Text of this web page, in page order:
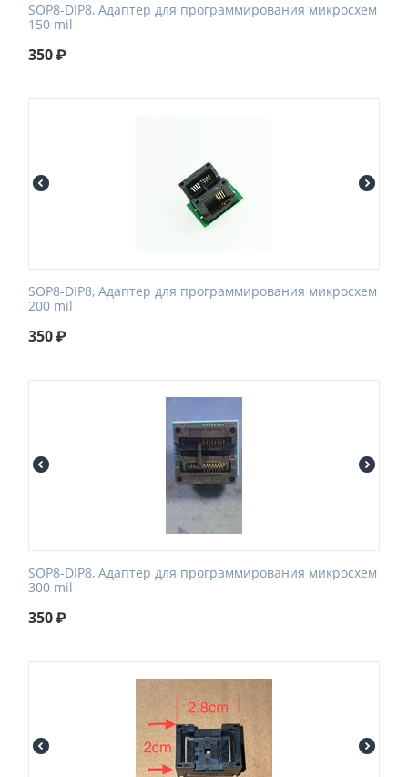
SOP8-DIP8, Адаптер для программирования микросхем
150 mil
350₽
SOP8-DIP8, Адаптер для программирования микросхем
200 mil
350₽
SOP8-DIP8, Адаптер для программирования микросхем
300 mil
350₽